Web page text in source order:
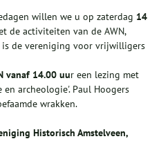
willen we u op zaterdag 14
de activiteiten van de AWN,
is de vereniging voor vrijwilligers
vanaf 14.00 uur een lezing met
archeologie'. Paul Hoogers
wrakken.
Historisch Amstelveen,